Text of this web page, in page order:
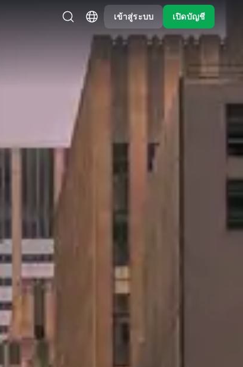
เข้าสู่ระบบ เปิดบัญชี